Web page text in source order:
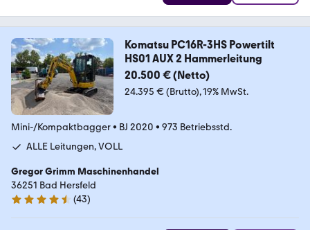
Komatsu PC16R-3HS Powertilt
HS01 AUX 2 Hammerleitung
20.500 € (Netto)
24.395 € (Brutto) 19% MwSt.
Mini-/Kompaktbagger• BJ 2020 • 973 Betriebsstd.
ALLE Leitungen, VOLL
Gregor Grimm Maschinenhandel
36251 Bad Hersfeld
4.5 Sterne
(43)